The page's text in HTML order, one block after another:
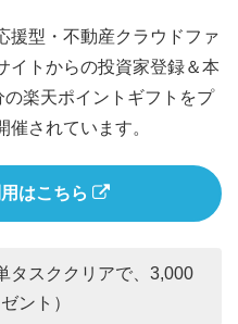
援型・不動産クラウドファ
イトからの投資家登録＆本
楽天ポイントギフトをプ
されています。
はこちら
タスククリアで、3,000
ント）